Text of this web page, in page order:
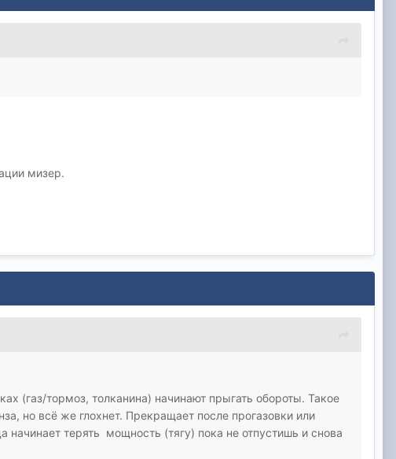
мизер.
(газ/тормоз, толканина) начинают прыгать обороты. Такое
но всё же глохнет. Прекращает после прогазовки или
начинает терять мощность (тягу) пока не отпустишь и снова